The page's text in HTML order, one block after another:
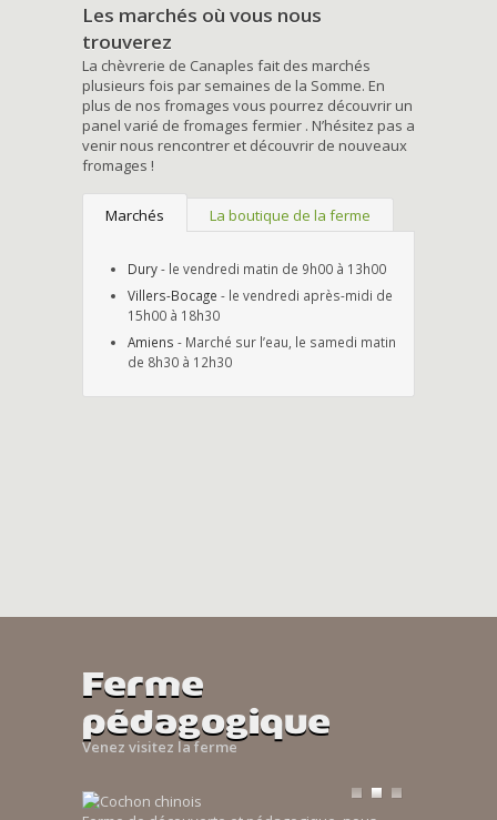
Les marchés où vous nous
trouverez
La chèvrerie de Canaples fait des marchés
plusieurs fois par semaines de la Somme. En
plus de nos fromages vous pourrez découvrir un
panel varié de fromages fermier . N’hésitez pas a
venir nous rencontrer et découvrir de nouveaux
fromages !
Marchés La boutique de la ferme
Dury- le vendredi matin de 9h00 à 13h00
Villers-Bocage - le vendredi après-midi de
15h00 à 18h30
Amiens - Marché sur l’eau, le samedi matin
de 8h30 à 12h30
Ferme
pédagogique
Venez visitez la ferme